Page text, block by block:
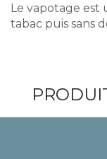
Le vapotage est
tabac puis sans